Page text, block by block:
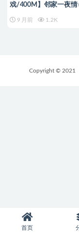
戏/400M】邻家一夜情
游戏+400M
9 月前 1.2K
Copyright © 2021
首页